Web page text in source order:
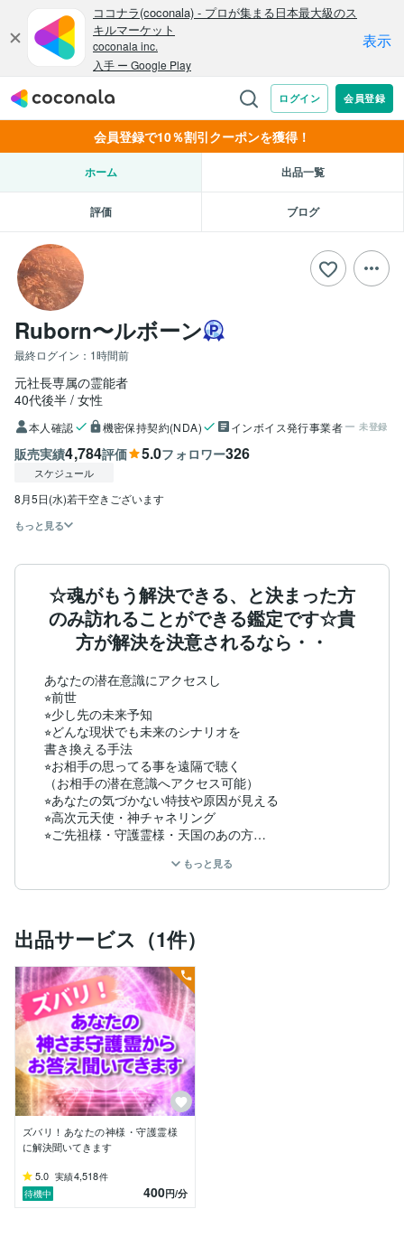
会員登録で10％割引クーポンを獲得！
ホーム 出品一覧
評価 ブログ
Ruborn〜ルボーン
最終ログイン： 1時間前
元社長専属の霊能者
40代後半 女性
本人確認 機密保持契約(NDA) インボイス発行事業者 未登録
販売実績4,784評価 5.0フォロワー326
スケジュール
8月5日(水)若干空きございます
もっと見る
☆魂がもう解決できる、と決まった方
のみ訪れることができる鑑定です☆貴
方が解決を決意されるなら・・
あなたの潜在意識にアクセスし
⭐︎前世
⭐︎少し先の未来予知
⭐︎どんな現状でも未来のシナリオを
書き換える手法
⭐︎お相手の思ってる事を遠隔で聴く
（お相手の潜在意識へアクセス可能）
⭐︎あなたの気づかない特技や原因が見える
⭐︎高次元天使・神チャネリング
⭐︎ご先祖様・守護霊様・天国のあの方
⭐︎ペットさんの想いを聞ける
ピンポイントでズバリ
解決に導きます
ここに訪れたあなたに一言
おめでとうございます！
この鑑定は
たましいがもう解決できる！
と決まった方のみがおこしになる
ようなのです。
なぜかは、分かりません。
なので
ここでご依頼いただいた時点で
あなたの解決は決まったようなもの
もっと見る
出品サービス（1件）
ズバリ！あなたの神様・守護霊様
に解決聞いてきます
5.0 実績4,518件
待機中
400円/分